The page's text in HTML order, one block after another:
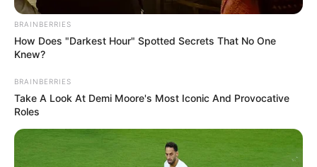
BRAINBERRIES
How Does "Darkest Hour" Spotted Secrets That No One
Knew?
BRAINBERRIES
Take A Look At Demi Moore's Most Iconic And Provocative
Roles